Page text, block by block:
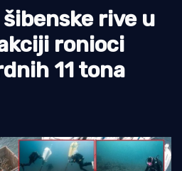
šibenske rive u
ronioci
11 tona